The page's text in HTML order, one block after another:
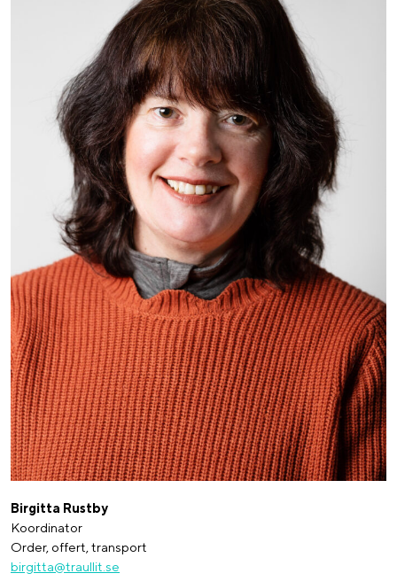
Birgitta Rustby
Koordinator
Order, offert, transport
birgitta@traullit.se